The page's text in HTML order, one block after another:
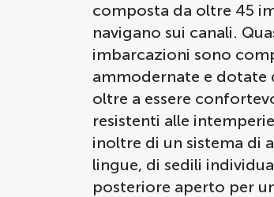
composta da oltre 45
navigano sui canali.
imbarcazioni sono
ammodernate e
oltre a essere
resistenti alle
inoltre di un sistema di
lingue, di sedili
posteriore aperto per